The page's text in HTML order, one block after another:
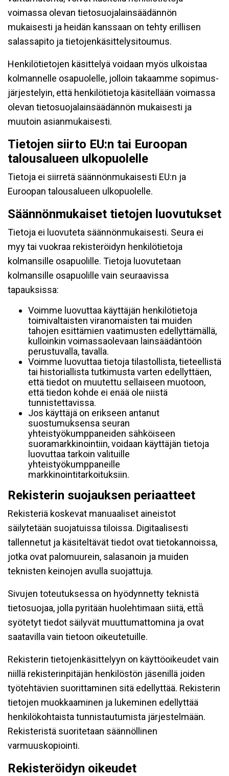
voimassa olevan tietosuojalainsäädännön
mukaisesti ja heidän kanssaan on tehty erillisen
salassapito ja tietojenkäsittelysitoumus.
Henkilötietojen käsittelyä voidaan myös ulkoistaa
kolmannelle osapuolelle, jolloin takaamme sopimus-
järjestelyin, että henkilötietoja käsitellään voimassa
olevan tietosuojalainsäädännön mukaisesti ja
muutoin asianmukaisesti.
Tietojen siirto EU:n tai Euroopan
talousalueen ulkopuolelle
Tietoja ei siirretä säännönmukaisesti EU:n ja
Euroopan talousalueen ulkopuolelle.
Säännönmukaiset tietojen luovutukset
Tietoja ei luovuteta säännönmukaisesti. Seura ei
myy tai vuokraa rekisteröidyn henkilötietoja
kolmansille osapuolille. Tietoja luovutetaan
kolmansille osapuolille vain seuraavissa
tapauksissa:
Voimme luovuttaa käyttäjän henkilötietoja
toimivaltaisten viranomaisten tai muiden
tahojen esittämien vaatimusten edellyttämällä,
kulloinkin voimassaolevaan lainsäädäntöön
perustuvalla, tavalla.
Voimme luovuttaa tietoja tilastollista, tieteellistä
tai historiallista tutkimusta varten edellyttäen,
että tiedot on muutettu sellaiseen muotoon,
että tiedon kohde ei enää ole niistä
tunnistettavissa.
Jos käyttäjä on erikseen antanut
suostumuksensa seuran
yhteistyökumppaneiden sähköiseen
suoramarkkinointiin, voidaan käyttäjän tietoja
luovuttaa tarkoin valituille
yhteistyökumppaneille
markkinointitarkoituksiin.
Rekisterin suojauksen periaatteet
Rekisteriä koskevat manuaaliset aineistot
säilytetään suojatuissa tiloissa. Digitaalisesti
tallennetut ja käsiteltävät tiedot ovat tietokannoissa,
jotka ovat palomuurein, salasanoin ja muiden
teknisten keinojen avulla suojattuja.
Sivujen toteutuksessa on hyödynnetty teknistä
tietosuojaa, jolla pyritään huolehtimaan siitä, että̈
syötetyt tiedot säilyvät muuttumattomina ja ovat
saatavilla vain tietoon oikeutetuille.
Rekisterin tietojenkäsittelyyn on käyttöoikeudet vain
niillä rekisterinpitäjän henkilöstön jäsenillä joiden
työtehtävien suorittaminen sitä edellyttää. Rekisterin
tietojen muokkaaminen ja lukeminen edellyttää
henkilökohtaista tunnistautumista järjestelmään.
Rekisteristä suoritetaan säännöllinen
varmuuskopiointi.
Rekisteröidyn oikeudet